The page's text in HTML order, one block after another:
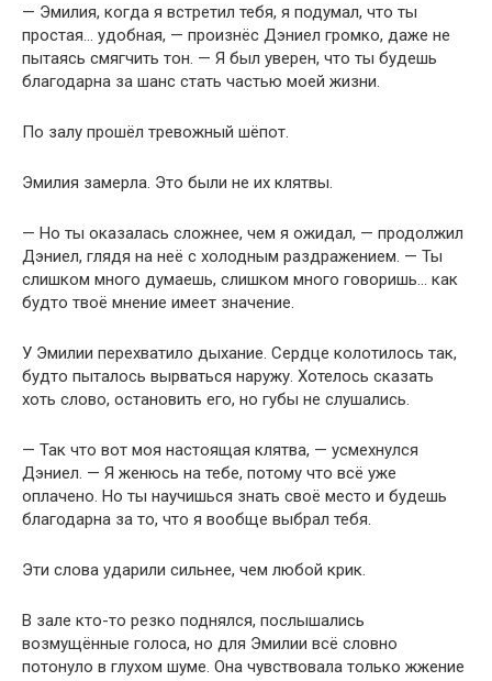
— Эмилия, когда я встретил тебя, я подумал, что ты
простая… удобная, — произнёс Дэниел громко, даже не
пытаясь смягчить тон. — Я был уверен, что ты будешь
благодарна за шанс стать частью моей жизни.
По залу прошёл тревожный шёпот.
Эмилия замерла. Это были не их клятвы.
— Но ты оказалась сложнее, чем я ожидал, — продолжил
Дэниел, глядя на неё с холодным раздражением. — Ты
слишком много думаешь, слишком много говоришь… как
будто твоё мнение имеет значение.
У Эмилии перехватило дыхание. Сердце колотилось так,
будто пыталось вырваться наружу. Хотелось сказать
хоть слово, остановить его, но губы не слушались.
— Так что вот моя настоящая клятва, — усмехнулся
Дэниел. — Я женюсь на тебе, потому что всё уже
оплачено. Но ты научишься знать своё место и будешь
благодарна за то, что я вообще выбрал тебя.
Эти слова ударили сильнее, чем любой крик.
В зале кто-то резко поднялся, послышались
возмущённые голоса, но для Эмилии всё словно
потонуло в глухом шуме. Она чувствовала только жжение